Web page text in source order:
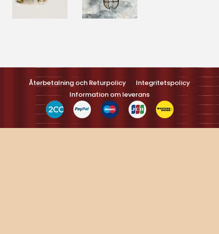
Återbetalning och Returpolicy
Integritetspolicy
Information om leverans
Turns on site high speed to be attractive feller people and search
engines.